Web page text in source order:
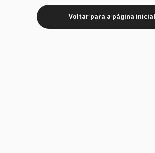
Voltar para a página inicial